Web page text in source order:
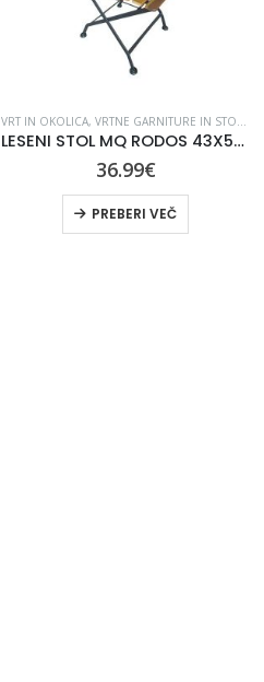
,VSE ZA VRT IN UREJANJE OKOLICE
VRT IN OKOLICA,VRTNE GARNITURE IN STOLI
LESENI STOL MQ RODOS 43X50X88 CM AKACIJA ZLOŽLJIV
36.99€
PREBERI VEČ